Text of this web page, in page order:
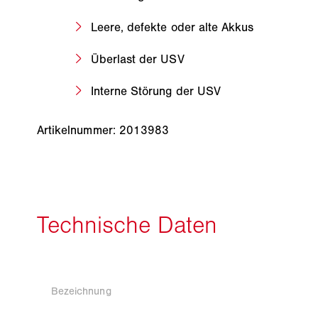
Leere, defekte oder alte Akkus
Überlast der USV
Interne Störung der USV
Artikelnummer: 2013983
Bezeichnung